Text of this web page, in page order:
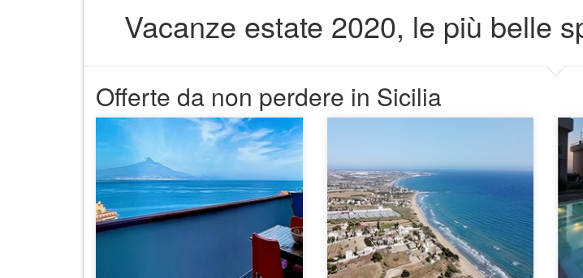
Vacanze estate 2020, le più belle
Offerte da non perdere in Sicilia